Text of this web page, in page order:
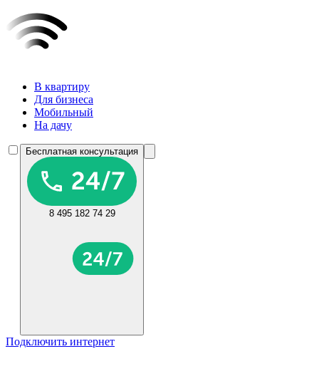
В квартиру
Для бизнеса
Мобильный
На дачу
Бесплатная консультация
8 495 182 74 29
Подключить интернет